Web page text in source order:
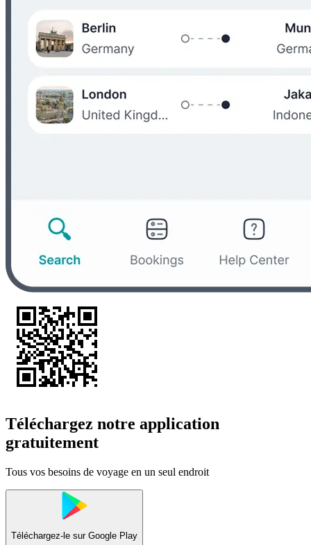
Téléchargez notre application
gratuitement
Tous vos besoins de voyage en un seul endroit
Téléchargez-le sur Google Play